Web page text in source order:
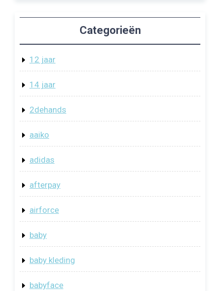
Categorieën
12 jaar
14 jaar
2dehands
aaiko
adidas
afterpay
airforce
baby
baby kleding
babyface